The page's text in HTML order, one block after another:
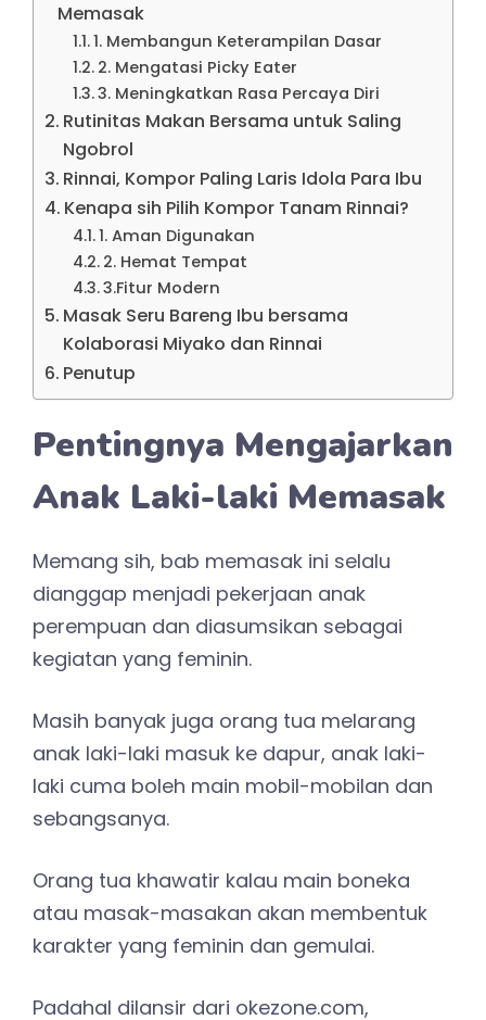
Memasak
1. Membangun Keterampilan Dasar
2. Mengatasi Picky Eater
3. Meningkatkan Rasa Percaya Diri
Rutinitas Makan Bersama untuk Saling
Ngobrol
Rinnai, Kompor Paling Laris Idola Para Ibu
Kenapa sih Pilih Kompor Tanam Rinnai?
1. Aman Digunakan
2. Hemat Tempat
3.Fitur Modern
Masak Seru Bareng Ibu bersama
Kolaborasi Miyako dan Rinnai
Penutup
Pentingnya Mengajarkan
Anak Laki-laki Memasak
Memang sih, bab memasak ini selalu
dianggap menjadi pekerjaan anak
perempuan dan diasumsikan sebagai
kegiatan yang feminin.
Masih banyak juga orang tua melarang
anak laki-laki masuk ke dapur, anak laki-
laki cuma boleh main mobil-mobilan dan
sebangsanya.
Orang tua khawatir kalau main boneka
atau masak-masakan akan membentuk
karakter yang feminin dan gemulai.
Padahal dilansir dari okezone.com,